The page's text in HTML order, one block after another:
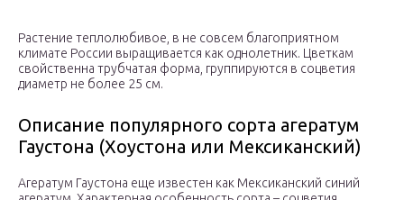
Растение теплолюбивое, в не совсем благоприятном
климате России выращивается как однолетник. Цветкам
свойственна трубчатая форма, группируются в соцветия
диаметр не более 25 см.
Описание популярного сорта агератум
Гаустона (Хоустона или Мексиканский)
Агератум Гаустона еще известен как Мексиканский синий